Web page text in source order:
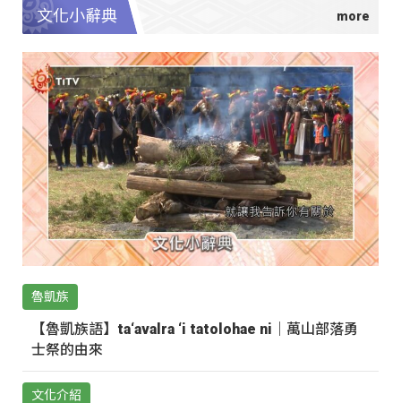
文化小辭典
魯凱族
【魯凱族語】ta‘avalra ‘i tatolohae ni｜萬山部落勇
士祭的由來
文化介紹